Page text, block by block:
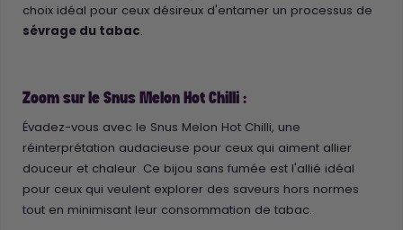
choix idéal pour ceux désireux d'entamer un processus de
sévrage du tabac.
Zoom sur le Snus Melon Hot Chilli :
Évadez-vous avec le Snus Melon Hot Chilli, une
réinterprétation audacieuse pour ceux qui aiment allier
douceur et chaleur. Ce bijou sans fumée est l'allié idéal
pour ceux qui veulent explorer des saveurs hors normes
tout en minimisant leur consommation de tabac.